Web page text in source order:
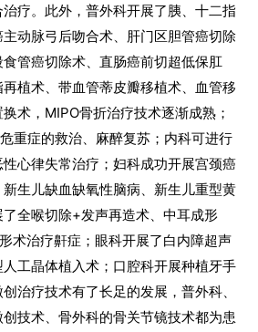
疗。此外，普外科开展了胰、十二指
动脉弓后吻合术、肝门区胆管癌切除
管癌切除术、直肠癌前切超低保肛
植术、带血管蒂皮瓣移植术、血管移
术，MIPO骨折治疗技术逐渐成熟；
重症的救治、麻醉复苏；内科可进行
心律失常治疗；妇科成功开展宫颈癌
生儿缺血缺氧性脑病、新生儿重型黄
全喉切除+发声再造术、中耳成形
术治疗鼾症；眼科开展了白内障超声
工晶体植入术；口腔科开展种植牙手
治疗技术有了长足的发展，普外科、
技术、骨外科的骨关节镜技术都为患